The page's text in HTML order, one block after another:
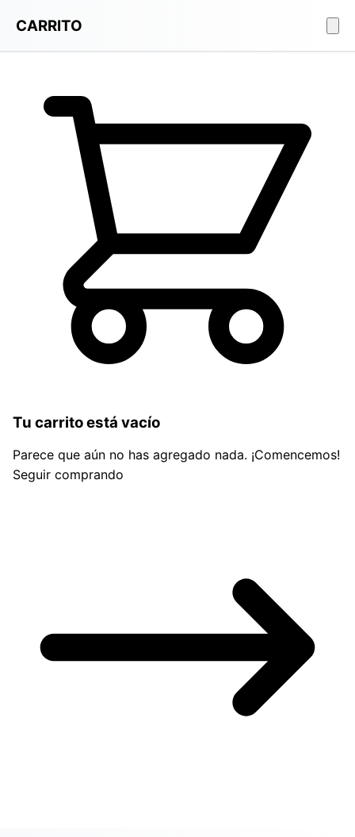
CARRITO
Tu carrito está vacío
Parece que aún no has agregado nada. ¡Comencemos!
Seguir comprando